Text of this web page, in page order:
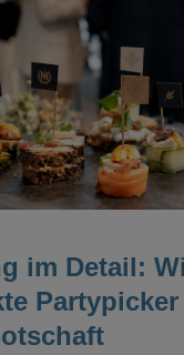
im Detail: